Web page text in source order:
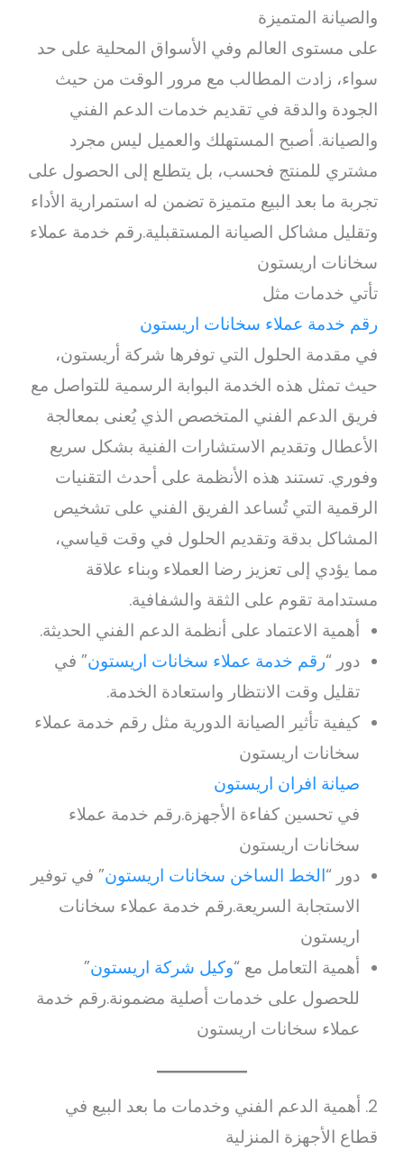
والصيانة المتميزة
على مستوى العالم وفي الأسواق المحلية على حد
سواء، زادت المطالب مع مرور الوقت من حيث
الجودة والدقة في تقديم خدمات الدعم الفني
والصيانة. أصبح المستهلك والعميل ليس مجرد
مشتري للمنتج فحسب، بل يتطلع إلى الحصول على
تجربة ما بعد البيع متميزة تضمن له استمرارية الأداء
وتقليل مشاكل الصيانة المستقبلية.رقم خدمة عملاء
سخانات اريستون
تأتي خدمات مثل
رقم خدمة عملاء سخانات اريستون
في مقدمة الحلول التي توفرها شركة أريستون،
حيث تمثل هذه الخدمة البوابة الرسمية للتواصل مع
فريق الدعم الفني المتخصص الذي يُعنى بمعالجة
الأعطال وتقديم الاستشارات الفنية بشكل سريع
وفوري. تستند هذه الأنظمة على أحدث التقنيات
الرقمية التي تُساعد الفريق الفني على تشخيص
المشاكل بدقة وتقديم الحلول في وقت قياسي،
مما يؤدي إلى تعزيز رضا العملاء وبناء علاقة
مستدامة تقوم على الثقة والشفافية.
أهمية الاعتماد على أنظمة الدعم الفني الحديثة.
دور “رقم خدمة عملاء سخانات اريستون” في
تقليل وقت الانتظار واستعادة الخدمة.
كيفية تأثير الصيانة الدورية مثل رقم خدمة عملاء
سخانات اريستون
صيانة افران اريستون
في تحسين كفاءة الأجهزة.رقم خدمة عملاء
سخانات اريستون
دور “الخط الساخن سخانات اريستون” في توفير
الاستجابة السريعة.رقم خدمة عملاء سخانات
اريستون
أهمية التعامل مع “وكيل شركة اريستون”
للحصول على خدمات أصلية مضمونة.رقم خدمة
عملاء سخانات اريستون
2. أهمية الدعم الفني وخدمات ما بعد البيع في
قطاع الأجهزة المنزلية